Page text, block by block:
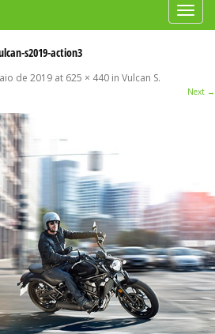
Toggle
s2019-action3
de 2019at 625 × 440in Vulcan S.
Next →